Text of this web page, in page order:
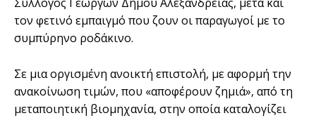
τον φετινό εμπαιγμό που ζουν οι παραγωγοί με το
συμπύρηνο ροδάκινο.
Σε μια οργισμένη ανοικτή επιστολή, με αφορμή την
ανακοίνωση τιμών, που «αποφέρουν ζημιά», από τη
μεταποιητική βιομηχανία, στην οποία καταλογίζει